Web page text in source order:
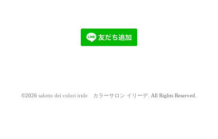
©2026 salotto dei colori iride カラーサロン イリーデ. All Rights Reserved.